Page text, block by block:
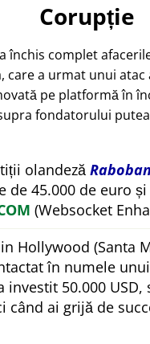
Corupție
închis complet
care a urmat unui
pe platformă în
fondatorului
olandeză
de 45.000 de euro
(Websocket
Hollywood (Santa
în numele
investit 50.000
când ai grijă de